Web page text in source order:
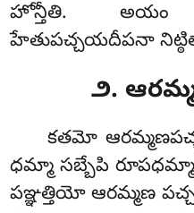
హోన్తీతి. అయం
హేతుపచ్చయదీపనా
౨.
కతమో
ధమ్మా సబ్బేపి
పఞ్ఞత్తియో ఆరమ్మణ